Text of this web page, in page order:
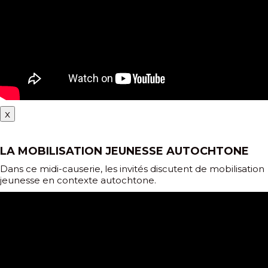
x
LA MOBILISATION JEUNESSE AUTOCHTONE
Dans ce midi-causerie, les invités discutent de mobilisation
jeunesse en contexte autochtone.